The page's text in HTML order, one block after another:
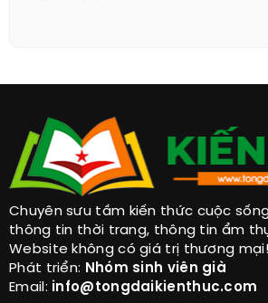
Chuyên sưu tầm kiến thức cuộc
thông tin thời trang, thông tin ẩm
Website không có giá trị thương mại!
Phát triển: Nhóm sinh viên già
Email: info@tongdaikienthuc.com